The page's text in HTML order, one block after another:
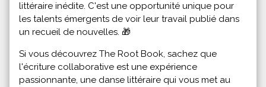
littéraire inédite. C'est une opportunité unique pour
les talents émergents de voir leur travail publié dans
un recueil de nouvelles. 🎁
Si vous découvrez The Root Book, sachez que
l'écriture collaborative est une expérience
passionnante, une danse littéraire qui vous met au